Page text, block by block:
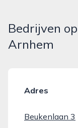
Bedrijven
Arnhem
Adres
Beukenlaan 3